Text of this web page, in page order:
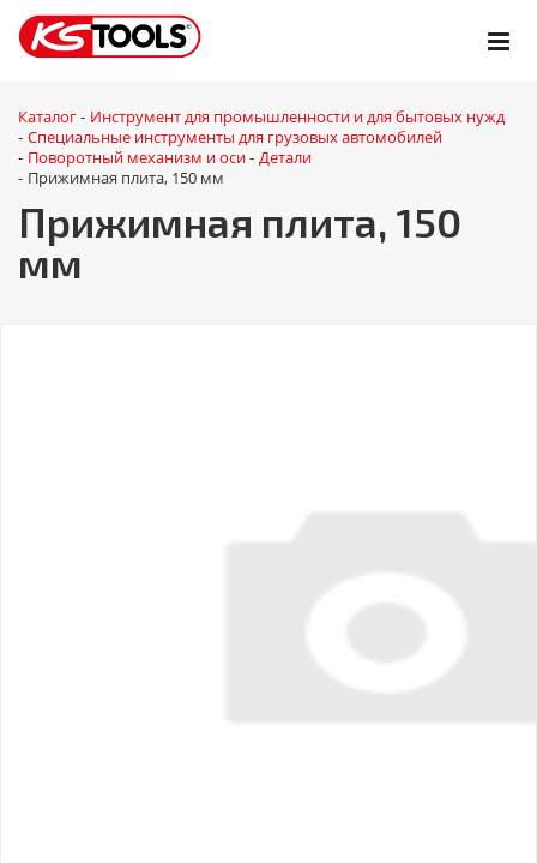
Каталог - Инструмент для промышленности и для бытовых нужд
- Специальные инструменты для грузовых автомобилей
- Поворотный механизм и оси - Детали
- Прижимная плита, 150 мм
Прижимная плита, 150
мм